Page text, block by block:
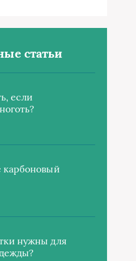
статьи
если
карбоновый
нужны для